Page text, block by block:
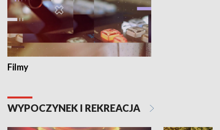
Filmy
WYPOCZYNEK I REKREACJA